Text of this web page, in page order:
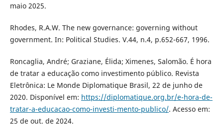
maio 2025.
Rhodes, R.A.W. The new governance: governing without
government. In: Political Studies. V.44, n.4, p.652-667, 1996.
Roncaglia, André; Graziane, Élida; Ximenes, Salomão. É hora
de tratar a educação como investimento público. Revista
Eletrônica: Le Monde Diplomatique Brasil, 22 de junho de
2020. Disponível em: https://diplomatique.org.br/e-hora-de-
tratar-a-educacao-como-investi-mento-publico/. Acesso em:
25 de out. de 2024.